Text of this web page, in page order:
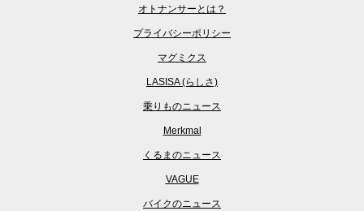
オトナンサーとは？
プライバシーポリシー
マグミクス
LASISA (らしさ)
乗りものニュース
Merkmal
くるまのニュース
VAGUE
バイクのニュース